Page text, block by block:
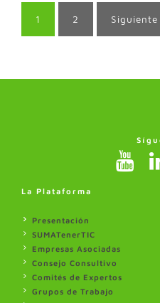
1 2 Siguiente
La Plataforma
Presentación
SUMATenerTIC
Empresas Asociadas
Consejo Consultivo
Comités de Expertos
Grupos de Trabajo